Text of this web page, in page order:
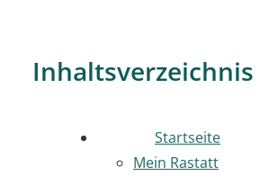
Inhaltsverzeichnis
Startseite
Mein Rastatt